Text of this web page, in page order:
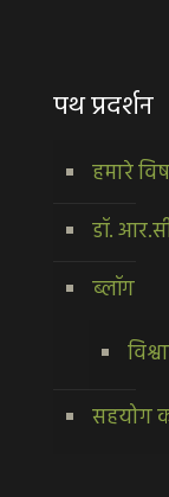
पथ प्रदर्शन
हमारे
डॉ.
ब्लॉग
सहयोग